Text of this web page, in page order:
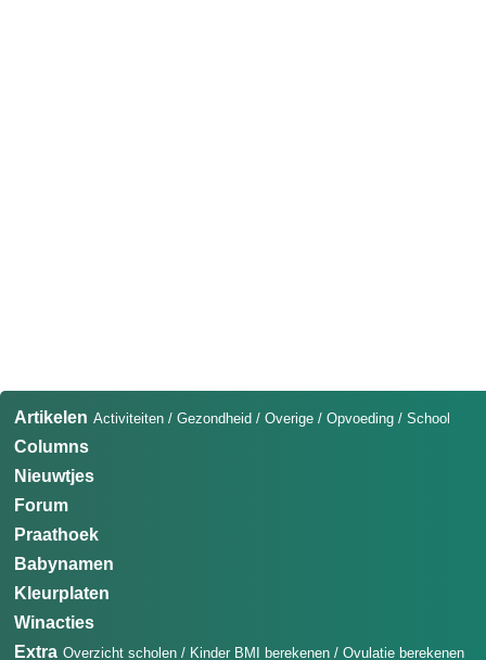
Artikelen Activiteiten / Gezondheid / Overige / Opvoeding / School
Columns
Nieuwtjes
Forum
Praathoek
Babynamen
Kleurplaten
Winacties
Extra Overzicht scholen / Kinder BMI berekenen / Ovulatie berekenen